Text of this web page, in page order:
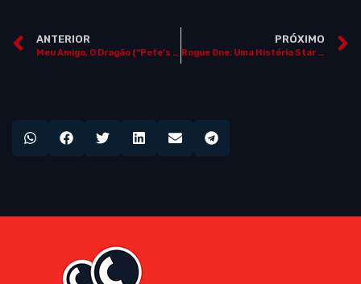
ANTERIOR
Meu Amigo, O Dragão (“Pete’s Dragon”)
PRÓXIMO
Rogue One: Uma História Star Wars (“Rogue One”)